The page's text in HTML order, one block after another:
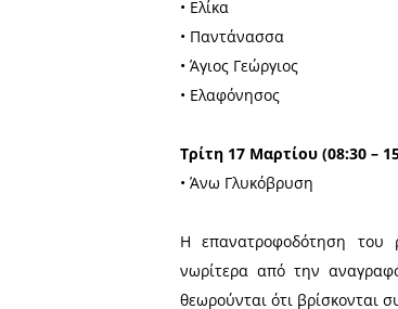
• Ελληνικό
• Άγιος Δημήτριος
• Ταλάντα
• Ρειχέα
• Γέρακας
• Χάρακας